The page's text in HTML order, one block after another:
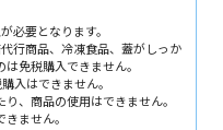
必要となります。
行商品、冷凍食品、蓋がしっか
免税購入できません。
入はできません。
、商品の使用はできません。
ません。